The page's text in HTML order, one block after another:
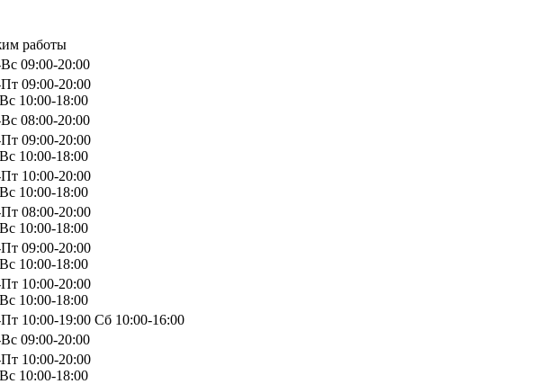
работы
09:00-20:00
09:00-20:00
10:00-18:00
08:00-20:00
09:00-20:00
10:00-18:00
10:00-20:00
10:00-18:00
08:00-20:00
10:00-18:00
09:00-20:00
10:00-18:00
10:00-20:00
10:00-18:00
10:00-19:00 Сб 10:00-16:00
09:00-20:00
10:00-20:00
10:00-18:00